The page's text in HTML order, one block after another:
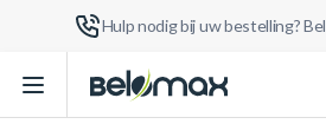
Hulp nodig bij uw bestelling? Bel
Ga naar de inhoud